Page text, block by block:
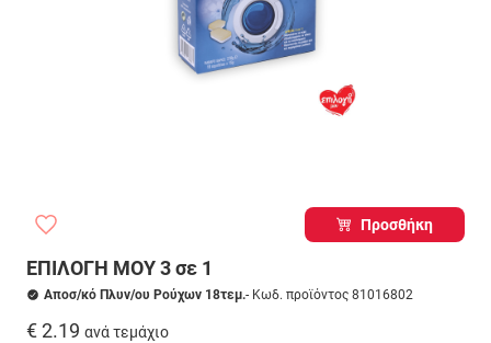
Προσθήκη
ΕΠΙΛΟΓΗ ΜΟΥ 3 σε 1
Αποσ/κό Πλυν/ου Ρούχων 18τεμ.- Κωδ. προϊόντος 81016802
€ 2.19 ανά τεμάχιο